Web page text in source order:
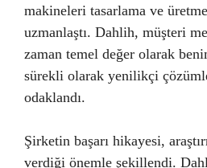
makineleri tasarlama ve
uzmanlaştı. Dahlih, müşteri
zaman temel değer olarak
sürekli olarak yenilikçi
odaklandı.
Şirketin başarı hikayesi,
verdiği önemle şekillendi.